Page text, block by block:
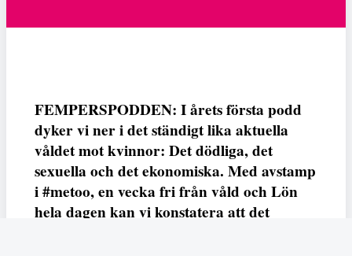
FEMPERSPODDEN: I årets första podd
dyker vi ner i det ständigt lika aktuella
våldet mot kvinnor: Det dödliga, det
sexuella och det ekonomiska. Med avstamp
i #metoo, en vecka fri från våld och Lön
hela dagen kan vi konstatera att det